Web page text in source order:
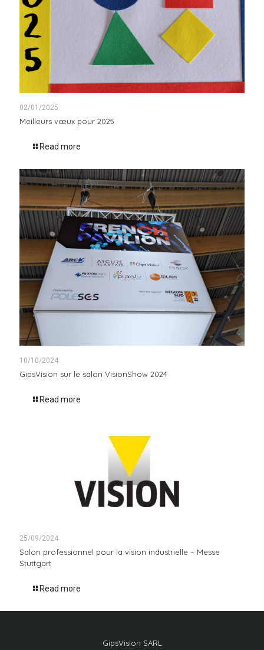
02/01/2025
Meilleurs vœux pour 2025
Read more
10/10/2024
GipsVision sur le salon VisionShow 2024
Read more
25/09/2024
Salon professionnel pour la vision industrielle – Messe
Stuttgart
Read more
GipsVision SARL